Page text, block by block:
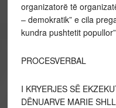
organizatorë të
– demokratik” e cila
kundra pushtetit
PROCESVERBAL
I KRYERJES SË
DËNUAR­VE MARIE